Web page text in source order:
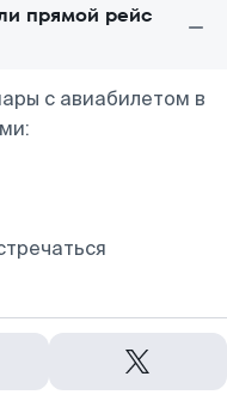
прямой рейс
с авиабилетом в